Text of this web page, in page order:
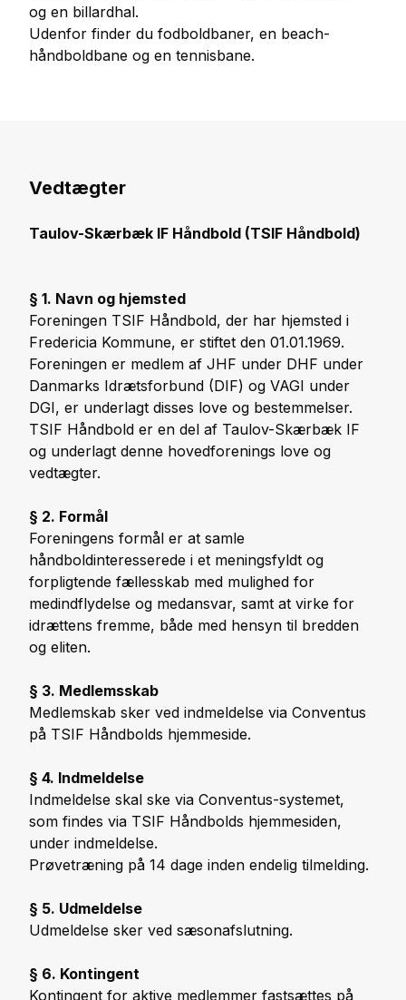
og en billardhal.
Udenfor finder du fodboldbaner, en beach-
håndboldbane og en tennisbane.
Vedtægter
Taulov-Skærbæk IF Håndbold (TSIF Håndbold)
§ 1. Navn og hjemsted
Foreningen TSIF Håndbold, der har hjemsted i
Fredericia Kommune, er stiftet den 01.01.1969.
Foreningen er medlem af JHF under DHF under
Danmarks Idrætsforbund (DIF) og VAGI under
DGI, er underlagt disses love og bestemmelser.
TSIF Håndbold er en del af Taulov-Skærbæk IF
og underlagt denne hovedforenings love og
vedtægter.
§ 2. Formål
Foreningens formål er at samle
håndboldinteresserede i et meningsfyldt og
forpligtende fællesskab med mulighed for
medindflydelse og medansvar, samt at virke for
idrættens fremme, både med hensyn til bredden
og eliten.
§ 3. Medlemsskab
Medlemskab sker ved indmeldelse via Conventus
på TSIF Håndbolds hjemmeside.
§ 4. Indmeldelse
Indmeldelse skal ske via Conventus-systemet,
som findes via TSIF Håndbolds hjemmesiden,
under indmeldelse.
Prøvetræning på 14 dage inden endelig tilmelding.
§ 5. Udmeldelse
Udmeldelse sker ved sæsonafslutning.
§ 6. Kontingent
Kontingent for aktive medlemmer fastsættes på